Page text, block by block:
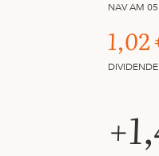
NAV AM
1,02